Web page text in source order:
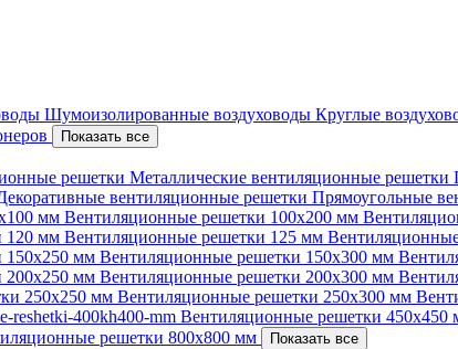
Шумоизолированные воздуховоды Круглые
Показать все
решетки Металлические вентиляционные решетки
вентиляционные решетки Прямоугольные
мм Вентиляционные решетки 100х200 мм
120 мм Вентиляционные решетки 125 мм
150х250 мм Вентиляционные решетки 150х300 мм
200х250 мм Вентиляционные решетки 200х300 мм
250х250 мм Вентиляционные решетки 250х300 мм
reshetki-400kh400-mm Вентиляционные решетки 450х450
решетки 800х800 мм Показать все